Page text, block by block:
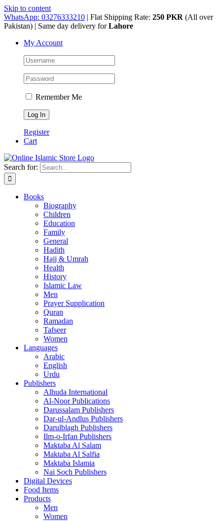
Skip to content
WhatsApp: 03276333210 | Flat Shipping Rate: 250 PKR (All over
Pakistan) | Same day delivery forLahore
My Account
Remember Me
Register
Cart
Search for:
Books
Biography
Children
Education
Family
General
Hadith
Hajj & Umrah
Health
History
Islamic Law
Men
Prayer Supplication
Quran
Ramadan
Tafseer
Women
Languages
Arabic
English
Urdu
Publishers
Alhuda International
Al-Noor Publications
Darussalam Publishers
Dar-ul-Andlus Publishers
Darulblagh Publishers
Ilm-o-Irfan Publishers
Maktaba Al Salam
Maktaba Al Salfia
Maktaba Islamia
Nai Soch Publishers
Digital Devices
Food Items
Products
Men
Women